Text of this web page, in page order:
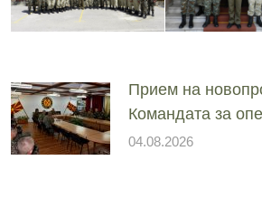
Прием на
Командата за
04.08.2026